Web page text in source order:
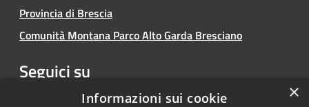
Provincia di Brescia
Comunità Montana Parco Alto Garda Bresciano
Seguici su
FacebookYoutubeInstagram ×
Informazioni sui cookie